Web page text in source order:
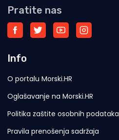
Pratite nas
Info
O portalu Morski.HR
Oglašavanje na Morski.HR
Politika zaštite osobnih podataka
Pravila prenošenja sadržaja